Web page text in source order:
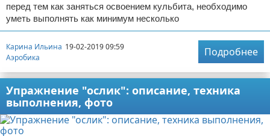
перед тем как заняться освоением кульбита, необходимо
уметь выполнять как минимум несколько
Карина Ильина 19-02-2019 09:59
Аэробика
Подробнее
Упражнение "ослик": описание, техника
выполнения, фото